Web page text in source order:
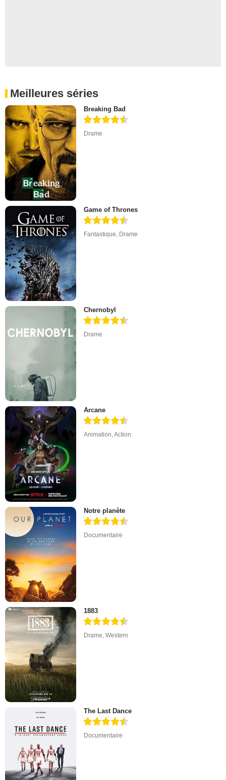
Meilleures séries
Breaking Bad
Drame
Game of Thrones
Fantastique Drame
Chernobyl
Drame
Arcane
Animation,Action
Notre planète
Documentaire
1883
Drame,Western
The Last Dance
Documentaire